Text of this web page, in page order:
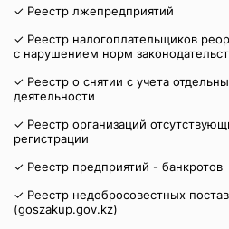
✓ Реестр лжепредприятий
✓ Реестр налогоплательщиков
с нарушением норм
✓ Реестр о снятии с учета
деятельности
✓ Реестр организаций
регистрации
✓ Реестр предприятий - банкротов
✓ Реестр недобросовестных
(goszakup.gov.kz)